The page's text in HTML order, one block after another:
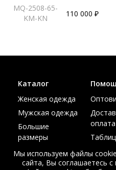
MQ-2508-65-
KM-KN
110 000 ₽
Каталог
Женская одежда
Мужская одежда
Большие
размеры
Акции
оплата
Мы используем файлы
сайта, Вы соглашаетесь